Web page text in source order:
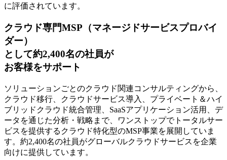
に評価されています。
クラウド専門MSP （マネージドサービスプロバイ
ダー）
として約2,400名の社員が
お客様をサポート
ソリューションごとのクラウド関連コンサルティングから、
クラウド移行、クラウドサービス導入、プライベート＆ハイ
ブリッドクラウド統合管理、SaaSアプリケーション活用、デ
ータを通じた分析・戦略まで、ワンストップでトータルサー
ビスを提供するクラウド特化型のMSP事業を展開していま
す。約2,400名の社員がグローバルクラウドサービスを企業
向けに提供しています。